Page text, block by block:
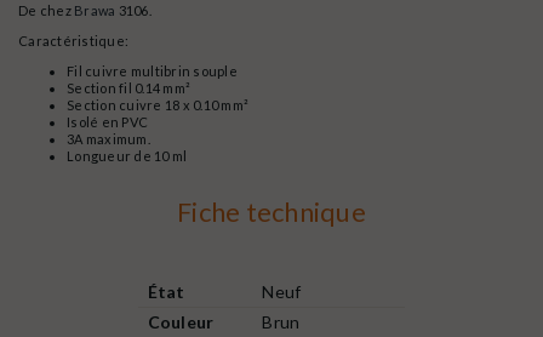
De chez Brawa 3106.
Caractéristique:
Fil cuivre multibrin souple
Section fil 0.14 mm²
Section cuivre 18 x 0.10 mm²
Isolé en PVC
3A maximum.
Longueur de 10 ml
Fiche technique
État
Neuf
Couleur
Brun